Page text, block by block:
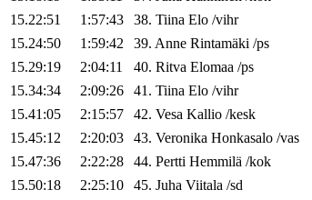
15.22:51
1:57:43 38. Tiina Elo /vihr
15.24:50
1:59:42 39. Anne Rintamäki /ps
15.29:19
2:04:11 40. Ritva Elomaa /ps
15.34:34
2:09:26 41. Tiina Elo /vihr
15.41:05
2:15:57 42. Vesa Kallio /kesk
15.45:12
2:20:03 43. Veronika Honkasalo /vas
15.47:36
2:22:28 44. Pertti Hemmilä /kok
15.50:18
2:25:10 45. Juha Viitala /sd